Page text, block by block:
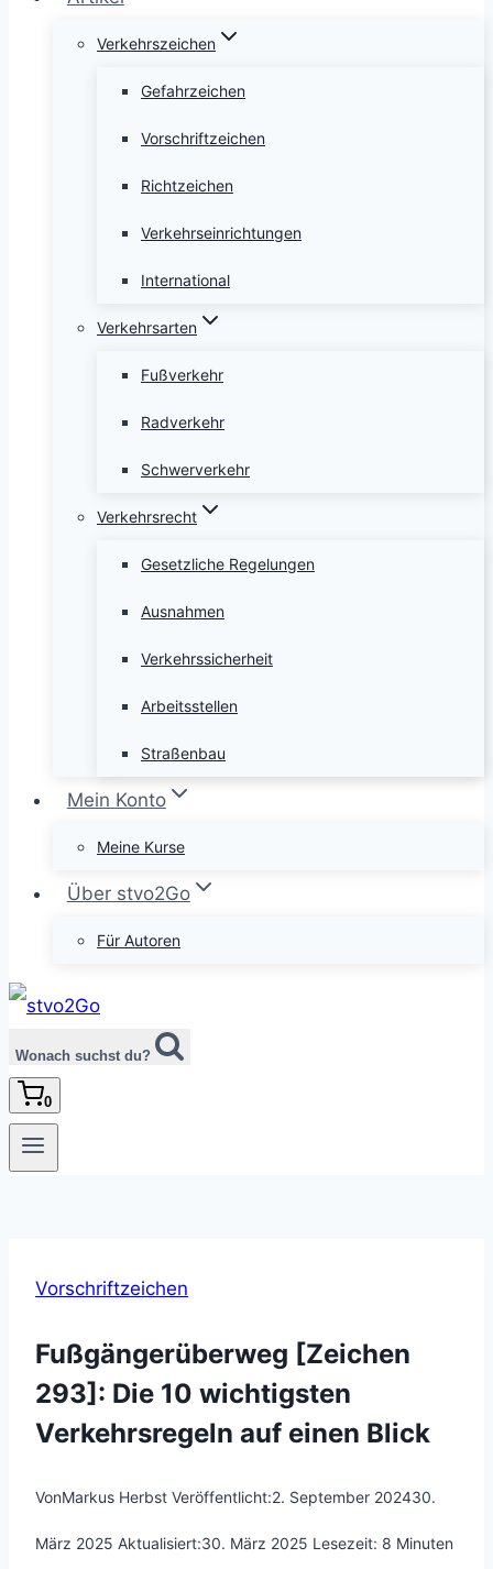
Verkehrszeichen
Gefahrzeichen
Vorschriftzeichen
Richtzeichen
Verkehrseinrichtungen
International
Verkehrsarten
Fußverkehr
Radverkehr
Schwerverkehr
Verkehrsrecht
Gesetzliche Regelungen
Ausnahmen
Verkehrssicherheit
Arbeitsstellen
Straßenbau
Mein Konto
Meine Kurse
Über stvo2Go
Für Autoren
Wonach suchst du?
0
Vorschriftzeichen
Fußgängerüberweg [Zeichen
293]: Die 10 wichtigsten
Verkehrsregeln auf einen Blick
VonMarkus Herbst Veröffentlicht:2. September 202430.
März 2025 Aktualisiert:30. März 2025 Lesezeit: 8 Minuten